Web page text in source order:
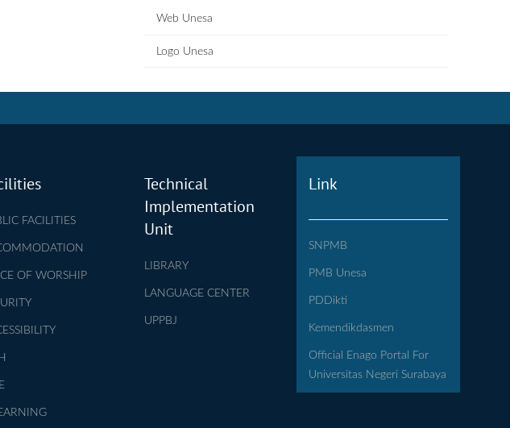
Web Unesa
Logo Unesa
FACILITIES
OF WORSHIP
Technical
Implementation
Unit
LIBRARY
LANGUAGE CENTER
UPPBJ
Link
SNPMB
PMB Unesa
PDDikti
Kemendikdasmen
Official Enago Portal For
Universitas Negeri Surabaya